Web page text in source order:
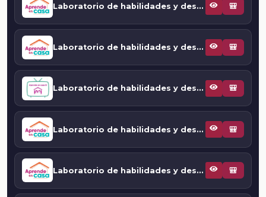
Laboratorio de habilidades y destrezas motrices. "Volitoalla" 🎒
Laboratorio de habilidades y destrezas motrices. Ataca el castillo 🎒
Laboratorio de habilidades y destrezas motrices. Juegos tradicionales: avión y jolo jolo 🎒
Laboratorio de habilidades y destrezas motrices. Juegos tradicionales: avión y jolo jolo 🎒
Laboratorio de habilidades y destrezas motrices. Pelota a gol 🎒